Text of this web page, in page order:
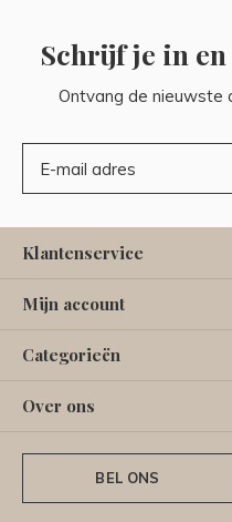
Schrijf je in
Ontvang de nieuwste
Klantenservice
Mijn account
Categorieën
Over ons
BEL ONS